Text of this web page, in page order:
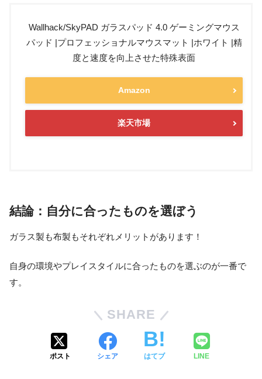
Wallhack/SkyPAD ガラスパッド 4.0 ゲーミングマウス
パッド |プロフェッショナルマウスマット |ホワイト |精
度と速度を向上させた特殊表面
Amazon
楽天市場
結論：自分に合ったものを選ぼう
ガラス製も布製もそれぞれメリットがあります！
自身の環境やプレイスタイルに合ったものを選ぶのが一番で
す。
SHARE
ポスト シェア はてブ LINE